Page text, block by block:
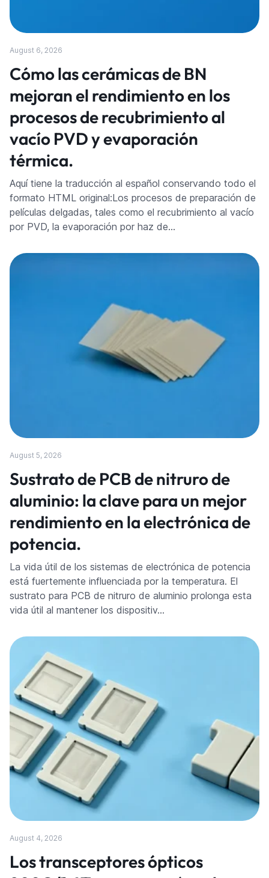
August 6, 2026
Cómo las cerámicas de BN
mejoran el rendimiento en los
procesos de recubrimiento al
vacío PVD y evaporación
térmica.
Aquí tiene la traducción al español conservando todo el
formato HTML original:Los procesos de preparación de
películas delgadas, tales como el recubrimiento al vacío
por PVD, la evaporación por haz de…
August 5, 2026
Sustrato de PCB de nitruro de
aluminio: la clave para un mejor
rendimiento en la electrónica de
potencia.
La vida útil de los sistemas de electrónica de potencia
está fuertemente influenciada por la temperatura. El
sustrato para PCB de nitruro de aluminio prolonga esta
vida útil al mantener los dispositiv…
August 4, 2026
Los transceptores ópticos